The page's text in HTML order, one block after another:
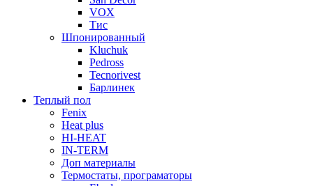
VOX
Тис
Шпонированный
Kluchuk
Pedross
Tecnorivest
Барлинек
Теплый пол
Fenix
Heat plus
HI-HEAT
IN-TERM
Доп материалы
Термостаты, програматоры